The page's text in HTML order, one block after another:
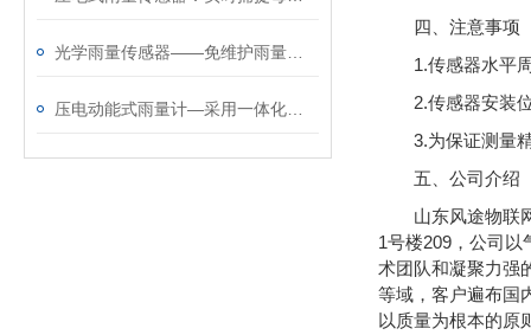
四、注意事项
1.传感器水平
2.传感器安装
3.为保证测量
五、公司介绍
山东风途物联
1号楼209，公司
术团队和凝聚力强
等域，客户遍布国
以质量为根本的原